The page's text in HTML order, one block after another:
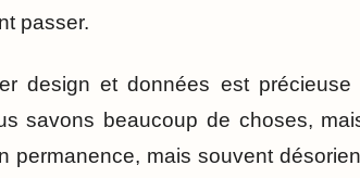
passer.
design et données est
savons beaucoup de choses,
permanence, mais souvent